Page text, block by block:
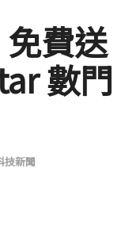
費送
數門
技新聞